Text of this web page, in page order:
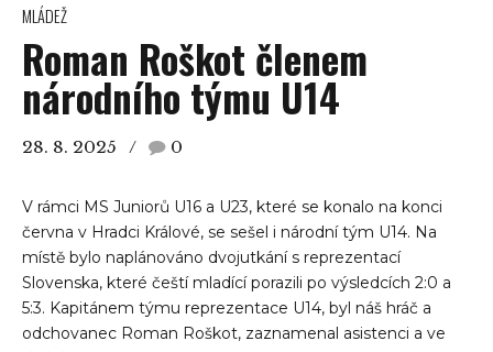
MLÁDEŽ
Roman Roškot členem
národního týmu U14
28. 8. 2025 0
V rámci MS Juniorů U16 a U23, které se konalo na konci
června v Hradci Králové, se sešel i národní tým U14. Na
místě bylo naplánováno dvojutkání s reprezentací
Slovenska, které čeští mladící porazili po výsledcích 2:0 a
5:3. Kapitánem týmu reprezentace U14, byl náš hráč a
odchovanec Roman Roškot, zaznamenal asistenci a ve